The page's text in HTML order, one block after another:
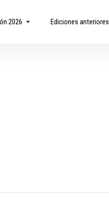
2026 Ediciones anteriores